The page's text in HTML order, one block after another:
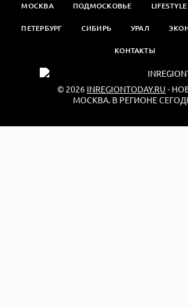
МОСКВА ПОДМОСКОВЬЕ LIFESTYLE
ПЕТЕРБУРГ СИБИРЬ УРАЛ
КОНТАКТЫ
© 2026 INREGIONTODAY.RU -
МОСКВА. В РЕГИОНЕ